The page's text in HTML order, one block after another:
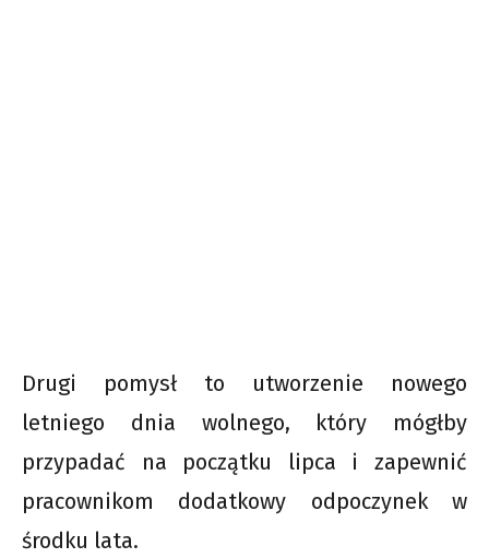
Drugi pomysł to utworzenie nowego
letniego dnia wolnego, który mógłby
przypadać na początku lipca i zapewnić
pracownikom dodatkowy odpoczynek w
środku lata.